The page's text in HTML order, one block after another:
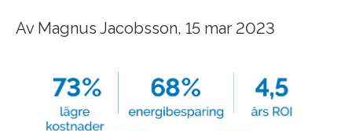
Av Magnus Jacobsson, 15 mar 2023